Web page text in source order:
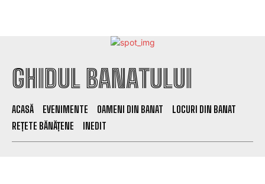
GHIDUL BANATULUI
ACASĂ EVENIMENTE OAMENI DIN BANAT
LOCURI DIN BANAT
REȚETE BĂNĂȚENE
INEDIT